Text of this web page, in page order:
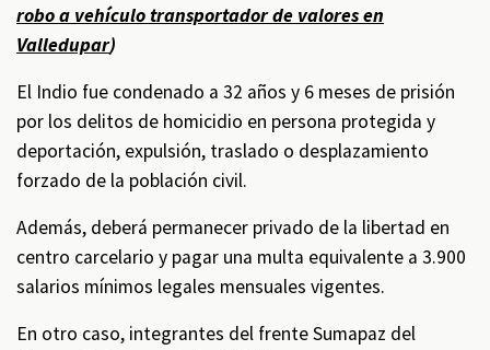
robo a vehículo transportador de valores en
Valledupar)
El Indio fue condenado a 32 años y 6 meses de prisión
por los delitos de homicidio en persona protegida y
deportación, expulsión, traslado o desplazamiento
forzado de la población civil.
Además, deberá permanecer privado de la libertad en
centro carcelario y pagar una multa equivalente a 3.900
salarios mínimos legales mensuales vigentes.
En otro caso, integrantes del frente Sumapaz del